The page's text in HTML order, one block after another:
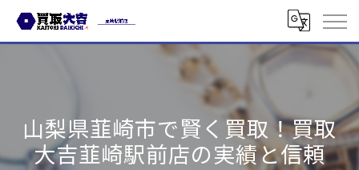
山梨県韮崎市で賢く買取！買取
大吉韮崎駅前店の実績と信頼